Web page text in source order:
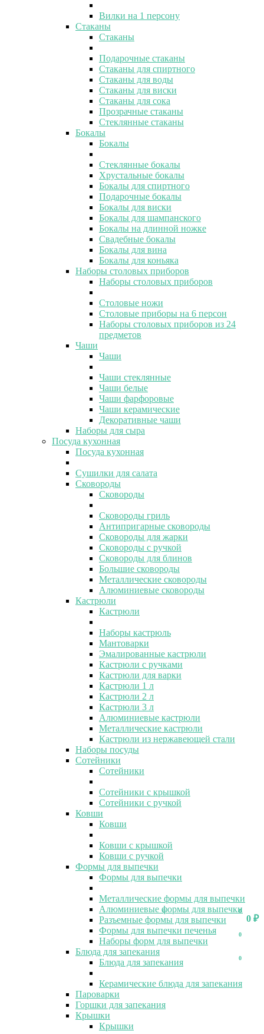
0
0 ₽
0
0
0
Вилки на 1 персону
Стаканы
Стаканы
Подарочные стаканы
Стаканы для спиртного
Стаканы для воды
Стаканы для виски
Стаканы для сока
Прозрачные стаканы
Стеклянные стаканы
Бокалы
Бокалы
Стеклянные бокалы
Хрустальные бокалы
Бокалы для спиртного
Подарочные бокалы
Бокалы для виски
Бокалы для шампанского
Бокалы на длинной ножке
Свадебные бокалы
Бокалы для вина
Бокалы для коньяка
Наборы столовых приборов
Наборы столовых приборов
Столовые ножи
Столовые приборы на 6 персон
Наборы столовых приборов из 24
предметов
Чаши
Чаши
Чаши стеклянные
Чаши белые
Чаши фарфоровые
Чаши керамические
Декоративные чаши
Наборы для сыра
Посуда кухонная
Посуда кухонная
Сушилки для салата
Сковороды
Сковороды
Сковороды гриль
Антипригарные сковороды
Сковороды для жарки
Сковороды с ручкой
Сковороды для блинов
Большие сковороды
Металлические сковороды
Алюминиевые сковороды
Кастрюли
Кастрюли
Наборы кастрюль
Мантоварки
Эмалированные кастрюли
Кастрюли с ручками
Кастрюли для варки
Кастрюли 1 л
Кастрюли 2 л
Кастрюли 3 л
Алюминиевые кастрюли
Металлические кастрюли
Кастрюли из нержавеющей стали
Наборы посуды
Сотейники
Сотейники
Сотейники с крышкой
Сотейники с ручкой
Ковши
Ковши
Ковши с крышкой
Ковши с ручкой
Формы для выпечки
Формы для выпечки
Металлические формы для выпечки
Алюминиевые формы для выпечки
Разъемные формы для выпечки
Формы для выпечки печенья
Наборы форм для выпечки
Блюда для запекания
Блюда для запекания
Керамические блюда для запекания
Пароварки
Горшки для запекания
Крышки
Крышки